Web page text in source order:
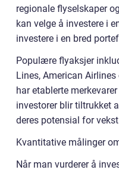
regionale flyselskaper
kan velge å investere i
investere i en bred
Populære flyaksjer
Lines, American
har etablerte
investorer blir tiltrukket
deres potensial for
Kvantitative målinger
Når man vurderer å